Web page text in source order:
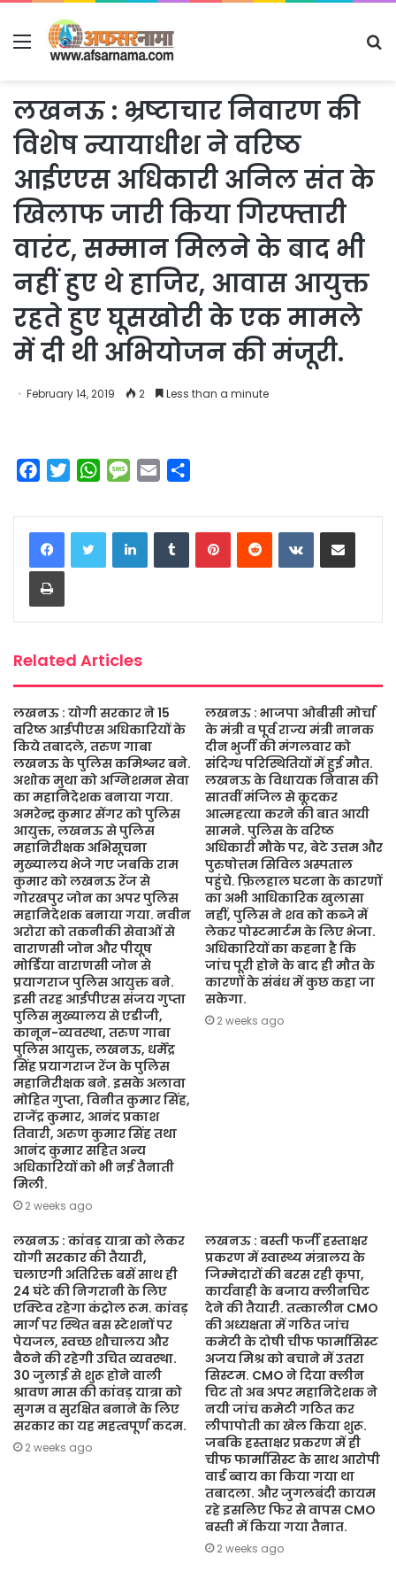
Menu
लखनऊ : भ्रष्टाचार निवारण की
विशेष न्यायाधीश ने वरिष्ठ
आईएएस अधिकारी अनिल संत के
खिलाफ जारी किया गिरफ्तारी
वारंट, सम्मान मिलने के बाद भी
नहीं हुए थे हाजिर, आवास आयुक्त
रहते हुए घूसखोरी के एक मामले
में दी थी अभियोजन की मंजूरी.
February 14, 2019 2 Less than a minute
c
e
b
o
o
i
t
t
W
a
t
s
M
s
s
a
a
i
a
r
e
LinkedInTumblrPinterestReddit VKontakteShare via Email
Print
Related Articles
लखनऊ : योगी सरकार ने 15
वरिष्ठ आईपीएस अधिकारियों के
किये तबादले, तरुण गाबा
लखनऊ के पुलिस कमिश्नर बने.
अशोक मुथा को अग्निशमन सेवा
का महानिदेशक बनाया गया.
अमरेन्द्र कुमार सेंगर को पुलिस
आयुक्त, लखनऊ से पुलिस
महानिरीक्षक अभिसूचना
मुख्यालय भेजे गए जबकि राम
कुमार को लखनऊ रेंज से
गोरखपुर जोन का अपर पुलिस
महानिदेशक बनाया गया. नवीन
अरोरा को तकनीकी सेवाओं से
वाराणसी जोन और पीयूष
मोर्डिया वाराणसी जोन से
प्रयागराज पुलिस आयुक्त बने.
इसी तरह आईपीएस संजय गुप्ता
पुलिस मुख्यालय से एडीजी,
कानून-व्यवस्था, तरुण गाबा
पुलिस आयुक्त, लखनऊ, धर्मेंद्र
सिंह प्रयागराज रेंज के पुलिस
महानिरीक्षक बने. इसके अलावा
मोहित गुप्ता, विनीत कुमार सिंह,
राजेंद्र कुमार, आनंद प्रकाश
तिवारी, अरुण कुमार सिंह तथा
आनंद कुमार सहित अन्य
अधिकारियों को भी नई तैनाती
मिली.
2 weeks ago
लखनऊ : भाजपा ओबीसी मोर्चा
के मंत्री व पूर्व राज्य मंत्री नानक
दीन भुर्जी की मंगलवार को
संदिग्ध परिस्थितियों में हुई मौत.
लखनऊ के विधायक निवास की
सातवीं मंजिल से कूदकर
आत्महत्या करने की बात आयी
सामने. पुलिस के वरिष्ठ
अधिकारी मौके पर, बेटे उत्तम और
पुरुषोत्तम सिविल अस्पताल
पहुंचे. फ़िलहाल घटना के कारणों
का अभी आधिकारिक खुलासा
नहीं, पुलिस ने शव को कब्जे में
लेकर पोस्टमार्टम के लिए भेजा.
अधिकारियों का कहना है कि
जांच पूरी होने के बाद ही मौत के
कारणों के संबंध में कुछ कहा जा
सकेगा.
2 weeks ago
लखनऊ : कांवड़ यात्रा को लेकर
योगी सरकार की तैयारी,
चलाएगी अतिरिक्त बसें साथ ही
24 घंटे की निगरानी के लिए
एक्टिव रहेगा कंट्रोल रूम. कांवड़
मार्ग पर स्थित बस स्टेशनों पर
पेयजल, स्वच्छ शौचालय और
बैठने की रहेगी उचित व्यवस्था.
30 जुलाई से शुरू होने वाली
श्रावण मास की कांवड़ यात्रा को
सुगम व सुरक्षित बनाने के लिए
सरकार का यह महत्वपूर्ण कदम.
2 weeks ago
लखनऊ : बस्ती फर्जी हस्ताक्षर
प्रकरण में स्वास्थ्य मंत्रालय के
जिम्मेदारों की बरस रही कृपा,
कार्यवाही के बजाय क्लीनचिट
देने की तैयारी. तत्कालीन CMO
की अध्यक्षता में गठित जांच
कमेटी के दोषी चीफ फार्मासिस्ट
अजय मिश्र को बचाने में उतरा
सिस्टम. CMO ने दिया क्लीन
चिट तो अब अपर महानिदेशक ने
नयी जांच कमेटी गठित कर
लीपापोती का खेल किया शुरू.
जबकि हस्ताक्षर प्रकरण में ही
चीफ फार्मासिस्ट के साथ आरोपी
वार्ड ब्वाय का किया गया था
तबादला. और जुगलबंदी कायम
रहे इसलिए फिर से वापस CMO
बस्ती में किया गया तैनात.
2 weeks ago